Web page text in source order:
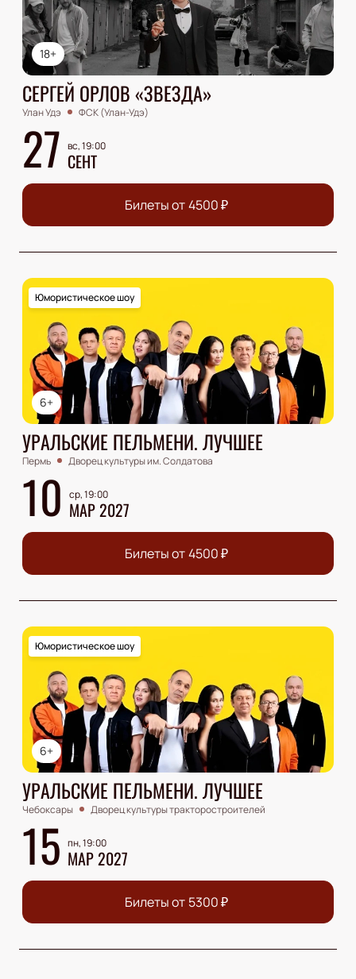
18+
СЕРГЕЙ ОРЛОВ «ЗВЕЗДА»
Улан Удэ ФСК (Улан-Удэ)
27 вс, 19:00
СЕНТ
Билеты от4500₽
6+
Юмористическое шоу
УРАЛЬСКИЕ ПЕЛЬМЕНИ. ЛУЧШЕЕ
Пермь Дворец культуры им. Солдатова
10 ср, 19:00
МАР 2027
Билеты от4500₽
6+
Юмористическое шоу
УРАЛЬСКИЕ ПЕЛЬМЕНИ. ЛУЧШЕЕ
Чебоксары Дворец культуры тракторостроителей
15 пн, 19:00
МАР 2027
Билеты от 5300₽